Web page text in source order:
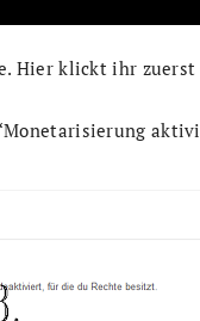
Hier klickt ihr